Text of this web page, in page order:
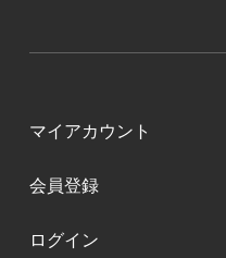
マイアカウント
会員登録
ログイン